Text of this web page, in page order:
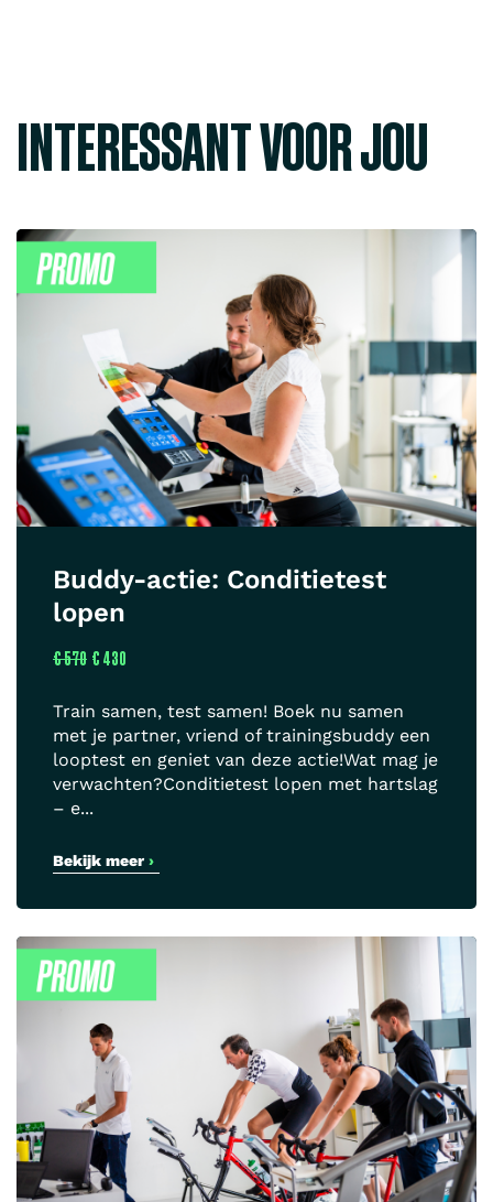
INTERESSANT VOOR JOU
Buddy-actie: Conditietest
lopen
€ 570 € 430
Train samen, test samen! Boek nu samen
met je partner, vriend of trainingsbuddy een
looptest en geniet van deze actie!Wat mag je
verwachten?Conditietest lopen met hartslag
– e...
Bekijk meer ›